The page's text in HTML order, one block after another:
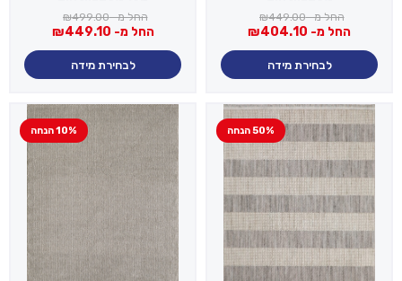
החל מ- ₪449.00
החל מ- ₪404.10
לבחירת מידה
החל מ- ₪499.00
החל מ- ₪449.10
לבחירת מידה
50% הנחה 10% הנחה